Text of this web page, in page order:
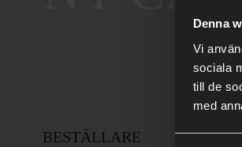
Denna
Vi
sociala
till de
med
BESTÄLLARE